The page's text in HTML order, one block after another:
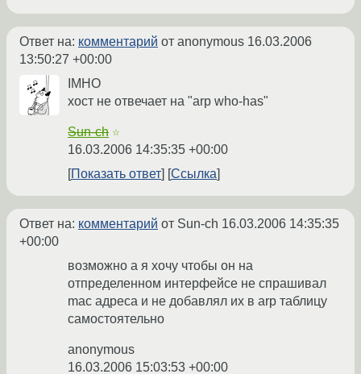
Ответ на: комментарий от anonymous 16.03.2006
13:50:27 +00:00
IMHO
хост не отвечает на "arp who-has"
Sun-ch ☆
16.03.2006 14:35:35 +00:00
Показать ответ
Ссылка
Ответ на: комментарий от Sun-ch 16.03.2006 14:35:35
+00:00
возможно а я хочу чтобы он на
отпределенном интерфейсе не спрашивал
mac адреса и не добавлял их в arp таблицу
самостоятельно
anonymous
16.03.2006 15:03:53 +00:00